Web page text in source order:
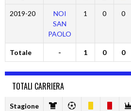
2019-20
NOI
SAN
PAOLO
1 0 0
Totale - 1 0 0
TOTALI CARRIERA
Stagione